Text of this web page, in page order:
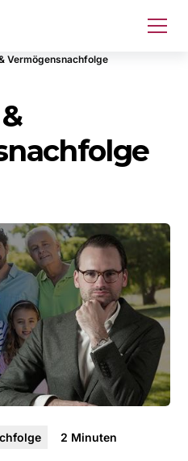
Vermögensnachfolge
2 Minuten